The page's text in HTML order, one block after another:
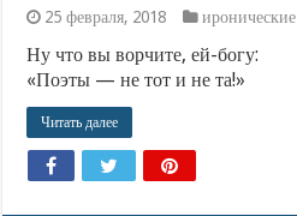
25 февраля, 2018 иронические
Ну что вы ворчите, ей-богу:
«Поэты — не тот и не та!»
Читать далее